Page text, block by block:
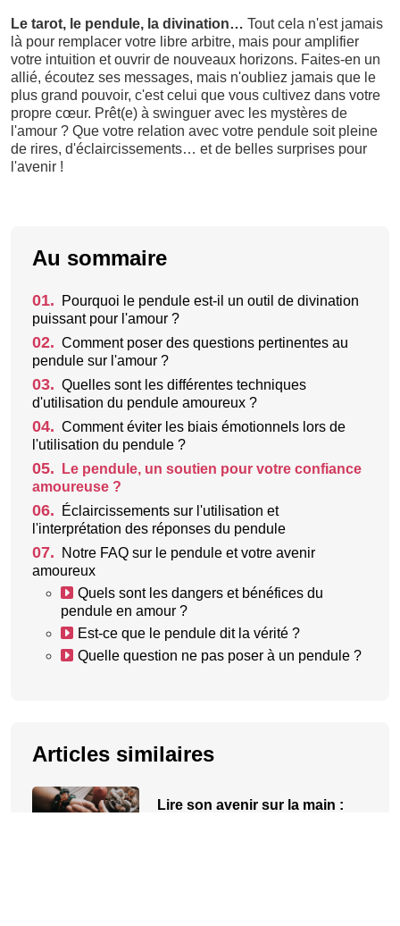
Le tarot, le pendule, la divination… Tout cela n'est jamais
là pour remplacer votre libre arbitre, mais pour amplifier
votre intuition et ouvrir de nouveaux horizons. Faites-en un
allié, écoutez ses messages, mais n'oubliez jamais que le
plus grand pouvoir, c'est celui que vous cultivez dans votre
propre cœur. Prêt(e) à swinguer avec les mystères de
l'amour ? Que votre relation avec votre pendule soit pleine
de rires, d'éclaircissements… et de belles surprises pour
l'avenir !
Au sommaire
01.
Pourquoi le pendule est-il un outil de divination
puissant pour l'amour ?
02. Comment poser des questions pertinentes au
pendule sur l'amour ?
03. Quelles sont les différentes techniques
d'utilisation du pendule amoureux ?
04. Comment éviter les biais émotionnels lors de
l'utilisation du pendule ?
05.
Le pendule, un soutien pour votre confiance
amoureuse ?
06.
Éclaircissements sur l'utilisation et
l'interprétation des réponses du pendule
07.
Notre FAQ sur le pendule et votre avenir
amoureux
Quels sont les dangers et bénéfices du
pendule en amour ?
Est-ce que le pendule dit la vérité ?
Quelle question ne pas poser à un pendule ?
Articles similaires
Lire son avenir sur la main :